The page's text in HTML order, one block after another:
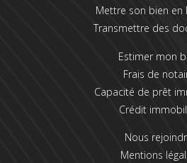
Mettre son bien en
Transmettre des
Estimer mon
Frais de
Capacité de prêt
Crédit
Nous
Mentions